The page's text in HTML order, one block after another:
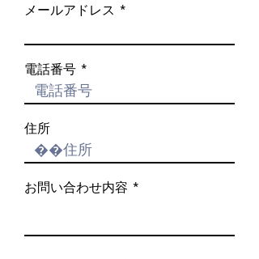
メールアドレス
電話番号
住所
お問い合わせ内容